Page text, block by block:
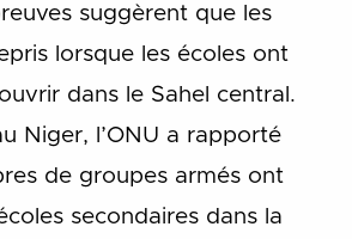
suggèrent que les
lorsque les écoles ont
dans le Sahel central.
Niger, l’ONU a rapporté
de groupes armés ont
secondaires dans la